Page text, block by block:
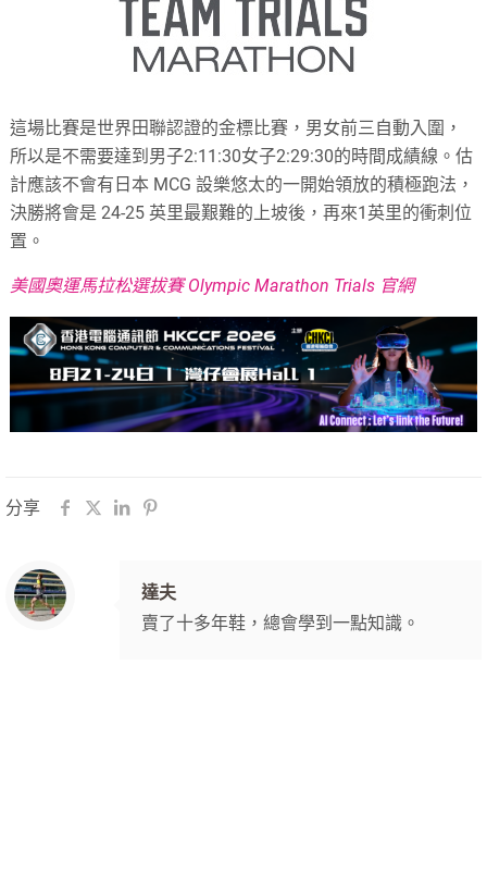
這場比賽是世界田聯認證的金標比賽，男女前三自動入圍，
所以是不需要達到男子2:11:30女子2:29:30的時間成績線。估
計應該不會有日本 MCG 設樂悠太的一開始領放的積極跑法，
決勝將會是 24-25 英里最艱難的上坡後，再來1英里的衝刺位
置。
美國奧運馬拉松選拔賽 Olympic Marathon Trials 官網
分享
達夫
賣了十多年鞋，總會學到一點知識。